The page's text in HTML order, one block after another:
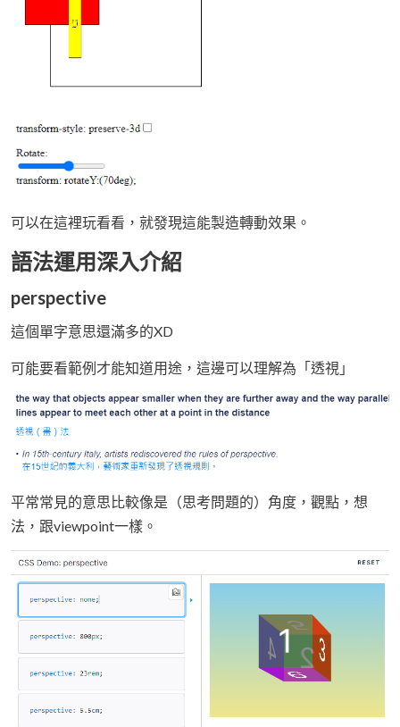
可以在這裡玩看看，就發現這能製造轉動效果。
語法運用深入介紹
perspective
這個單字意思還滿多的XD
可能要看範例才能知道用途，這邊可以理解為「透視」
平常常見的意思比較像是（思考問題的）角度，觀點，想
法，跟viewpoint一樣。